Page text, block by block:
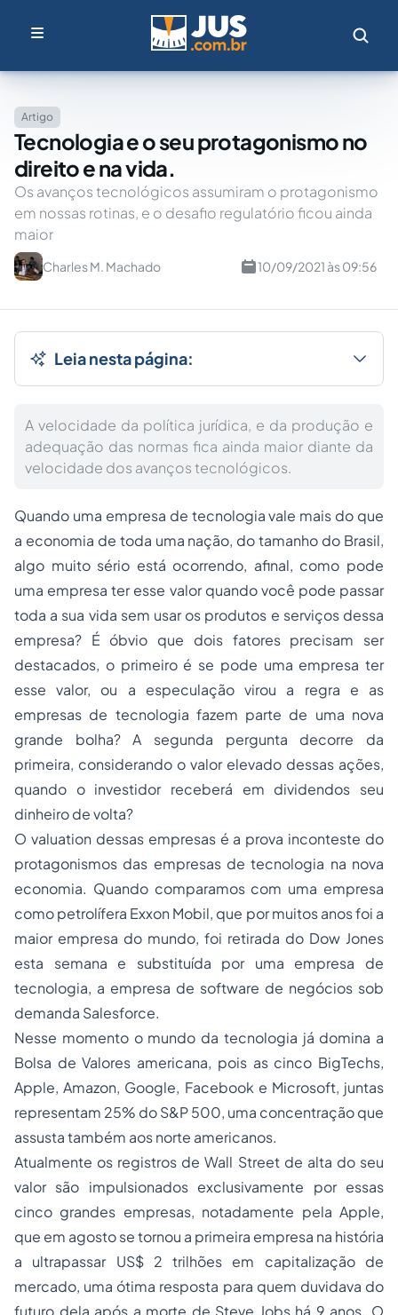
Artigo
Tecnologia e o seu protagonismo no
direito e na vida.
Os avanços tecnológicos assumiram o protagonismo
em nossas rotinas, e o desafio regulatório ficou ainda
maior
Charles M. Machado 10/09/2021 às 09:56
Leia nesta página:
A velocidade da política jurídica, e da produção e
adequação das normas fica ainda maior diante da
velocidade dos avanços tecnológicos.
Quando uma empresa de tecnologia vale mais do que
a economia de toda uma nação, do tamanho do Brasil,
algo muito sério está ocorrendo, afinal, como pode
uma empresa ter esse valor quando você pode passar
toda a sua vida sem usar os produtos e serviços dessa
empresa? É óbvio que dois fatores precisam ser
destacados, o primeiro é se pode uma empresa ter
esse valor, ou a especulação virou a regra e as
empresas de tecnologia fazem parte de uma nova
grande bolha? A segunda pergunta decorre da
primeira, considerando o valor elevado dessas ações,
quando o investidor receberá em dividendos seu
dinheiro de volta?
O valuation dessas empresas é a prova inconteste do
protagonismos das empresas de tecnologia na nova
economia. Quando comparamos com uma empresa
como petrolífera Exxon Mobil, que por muitos anos foi a
maior empresa do mundo, foi retirada do Dow Jones
esta semana e substituída por uma empresa de
tecnologia, a empresa de software de negócios sob
demanda Salesforce.
Nesse momento o mundo da tecnologia já domina a
Bolsa de Valores americana, pois as cinco BigTechs,
Apple, Amazon, Google, Facebook e Microsoft, juntas
representam 25% do S&P 500, uma concentração que
assusta também aos norte americanos.
Atualmente os registros de Wall Street de alta do seu
valor são impulsionados exclusivamente por essas
cinco grandes empresas, notadamente pela Apple,
que em agosto se tornou a primeira empresa na história
a ultrapassar US$ 2 trilhões em capitalização de
mercado, uma ótima resposta para quem duvidava do
futuro dela após a morte de Steve Jobs há 9 anos. O